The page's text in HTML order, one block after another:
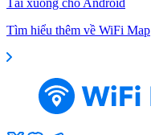
Tìm hiểu thêm về WiFi Map